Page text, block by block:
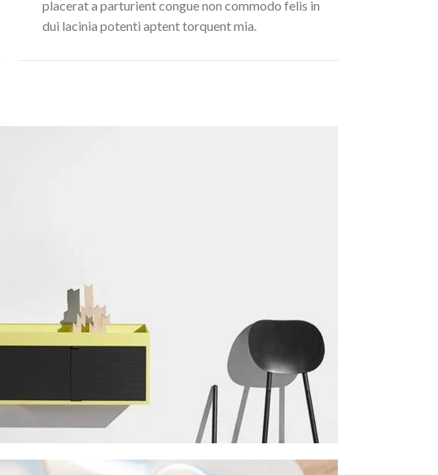
placerat a parturient congue non commodo felis in
dui lacinia potenti aptent torquent mia.